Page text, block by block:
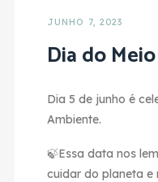
JUNHO 7, 2023
Dia do
Dia 5 de junho é
Ambiente.
🍃Essa data nos
cuidar do planeta e